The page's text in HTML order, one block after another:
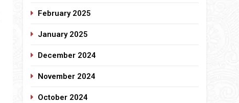
February 2025
January 2025
December 2024
November 2024
October 2024